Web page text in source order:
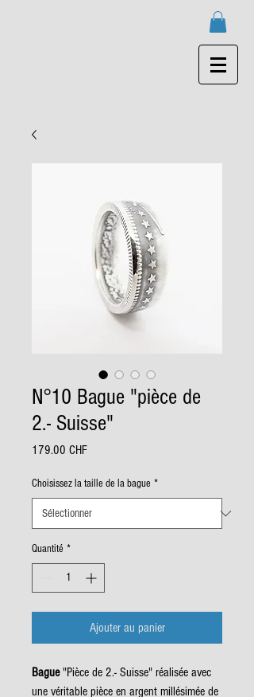
N°10 Bague "pièce de
2.- Suisse"
179.00 CHFPrix
Choisissez la taille de la bague *
Quantité *
Ajouter au panier
Bague"Pièce de 2.- Suisse" réalisée avec
une véritable pièce en argent millésimée de